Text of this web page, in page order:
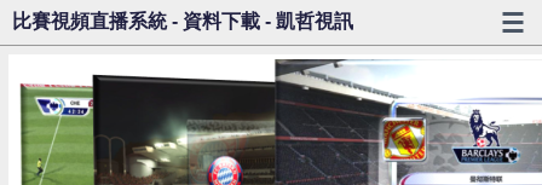
比賽視頻直播系統 - 資料下載 - 凱哲視訊